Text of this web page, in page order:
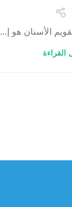
الأسنان هو إ...
القراءة